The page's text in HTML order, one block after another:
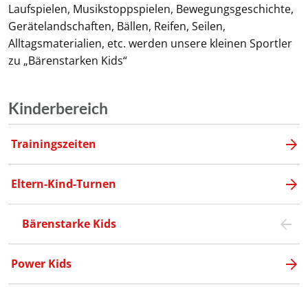
Laufspielen, Musikstoppspielen, Bewegungsgeschichte,
Gerätelandschaften, Bällen, Reifen, Seilen,
Alltagsmaterialien, etc. werden unsere kleinen Sportler
zu „Bärenstarken Kids“
Kinderbereich
Trainingszeiten
Eltern-Kind-Turnen
Bärenstarke Kids
Power Kids